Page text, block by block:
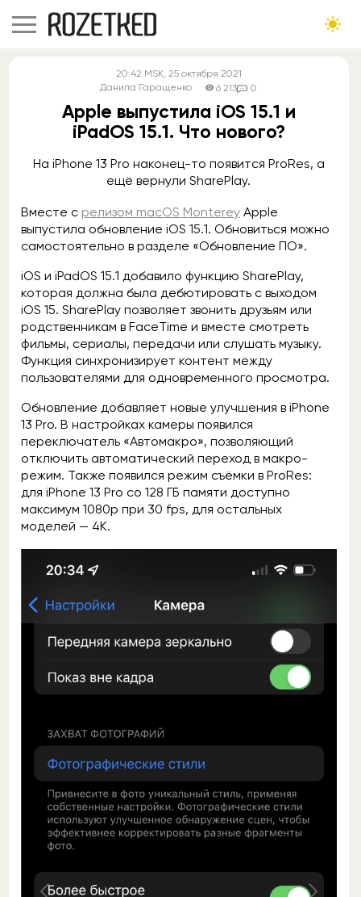
20:42 MSK, 25 октября 2021
Данила Гаращенко
6 213 0
Apple выпустила iOS 15.1 и
iPadOS 15.1. Что нового?
На iPhone 13 Pro наконец-то появится ProRes, а
ещё вернули SharePlay.
Вместе с релизом macOS Monterey Apple
выпустила обновление iOS 15.1. Обновиться можно
самостоятельно в разделе «Обновление ПО».
iOS и iPadOS 15.1 добавило функцию SharePlay,
которая должна была дебютировать с выходом
iOS 15. SharePlay позволяет звонить друзьям или
родственникам в FaceTime и вместе смотреть
фильмы, сериалы, передачи или слушать музыку.
Функция синхронизирует контент между
пользователями для одновременного просмотра.
Обновление добавляет новые улучшения в iPhone
13 Pro. В настройках камеры появился
переключатель «Автомакро», позволяющий
отключить автоматический переход в макро-
режим. Также появился режим съёмки в ProRes:
для iPhone 13 Pro со 128 ГБ памяти доступно
максимум 1080р при 30 fps, для остальных
моделей — 4К.